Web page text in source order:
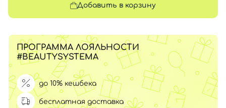
Добавить в корзину
ПРОГРАММА ЛОЯЛЬНОСТИ
#BEAUTYSYSTEMA
до 10% кешбека
бесплатная доставка